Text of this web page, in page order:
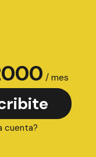
/ mes
cuenta?